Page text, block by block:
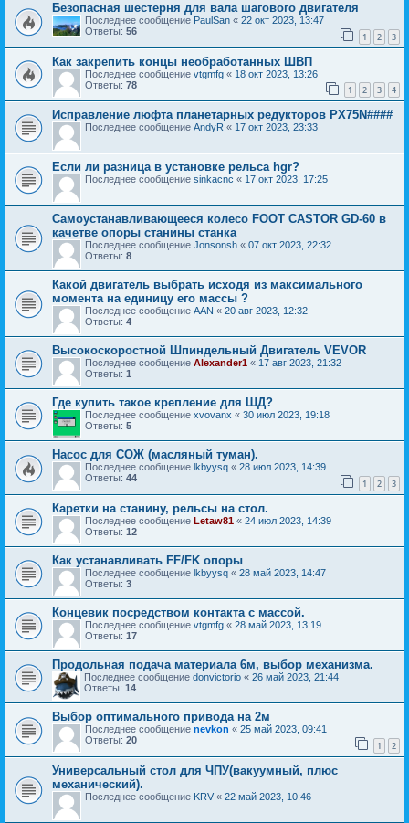
Безопасная шестерня для вала шагового двигателя
Последнее сообщение PaulSan « 22 окт 2023, 13:47
Ответы: 56 1 2 3
Как закрепить концы необработанных ШВП
Последнее сообщение vtgmfg « 18 окт 2023, 13:26
Ответы: 78 1 2 3 4
Исправление люфта планетарных редукторов PX75N####
Последнее сообщение AndyR « 17 окт 2023, 23:33
Если ли разница в установке рельса hgr?
Последнее сообщение sinkacnc « 17 окт 2023, 17:25
Самоустанавливающееся колесо FOOT CASTOR GD-60 в
качетве опоры станины станка
Последнее сообщение Jonsonsh « 07 окт 2023, 22:32
Ответы: 8
Какой двигатель выбрать исходя из максимального
момента на единицу его массы ?
Последнее сообщение AAN « 20 авг 2023, 12:32
Ответы: 4
Высокоскоростной Шпиндельный Двигатель VEVOR
Последнее сообщение Alexander1 « 17 авг 2023, 21:32
Ответы: 1
Где купить такое крепление для ШД?
Последнее сообщение xvovanx « 30 июл 2023, 19:18
Ответы: 5
Насос для СОЖ (масляный туман).
Последнее сообщение lkbyysq « 28 июл 2023, 14:39
Ответы: 44 1 2 3
Каретки на станину, рельсы на стол.
Последнее сообщение Letaw81 « 24 июл 2023, 14:39
Ответы: 12
Как устанавливать FF/FK опоры
Последнее сообщение lkbyysq « 28 май 2023, 14:47
Ответы: 3
Концевик посредством контакта с массой.
Последнее сообщение vtgmfg « 28 май 2023, 13:19
Ответы: 17
Продольная подача материала 6м, выбор механизма.
Последнее сообщение donvictorio « 26 май 2023, 21:44
Ответы: 14
Выбор оптимального привода на 2м
Последнее сообщение nevkon « 25 май 2023, 09:41
Ответы: 20 1 2
Универсальный стол для ЧПУ(вакуумный, плюс
механический).
Последнее сообщение KRV « 22 май 2023, 10:46